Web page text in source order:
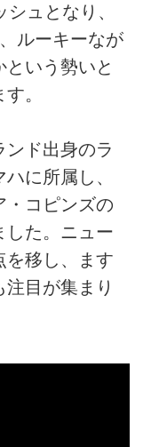
ュとなり、
ルーキーなが
いう勢いと
。
ド出身のラ
に所属し、
・コピンズの
した。ニュー
を移し、ます
目が集まり